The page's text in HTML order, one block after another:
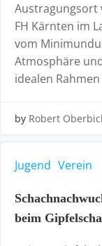
Austragungsort
FH Kärnten im
vom
Atmosphäre
idealen
by Robert
Jugend Verein
beim